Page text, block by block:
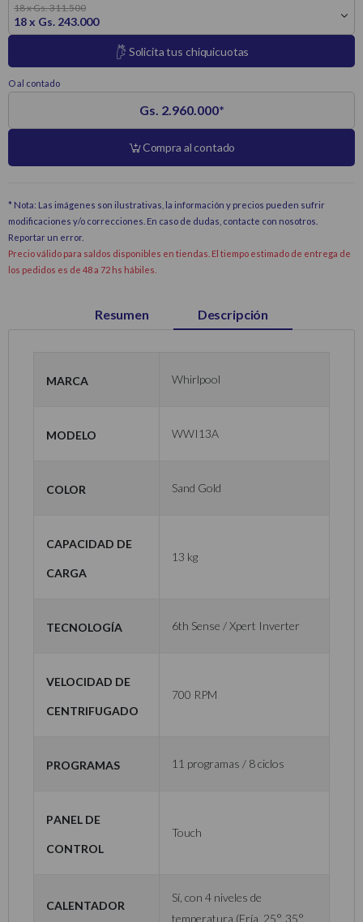
18 x Gs. 311.500
18 x Gs. 243.000
Solicita tus chiquicuotas
O al contado
Gs. 2.960.000*
Compra al contado
* Nota: Las imágenes son ilustrativas, la información y precios pueden sufrir
modificaciones y/o correcciones. En caso de dudas, contacte con nosotros.
Reportar un error.
Precio válido para saldos disponibles en tiendas. El tiempo estimado de entrega de
los pedidos es de 48 a 72 hs hábiles.
Resumen Descripción
Marca Whirlpool
Modelo WWI13A
Color Sand Gold
Capacidad de
carga
13 kg
Tecnología 6th Sense / Xpert Inverter
Velocidad de
centrifugado
700 RPM
Programas 11 programas / 8 ciclos
Panel de
control
Touch
Calentador
Sí, con 4 niveles de
temperatura (Fría, 25°, 35°,